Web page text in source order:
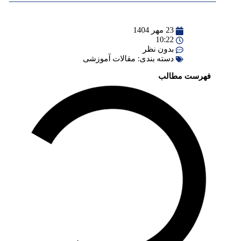
23 مهر 1404
10:22
بدون نظر
دسته بندی: مقالات آموزشی
فهرست مطالب